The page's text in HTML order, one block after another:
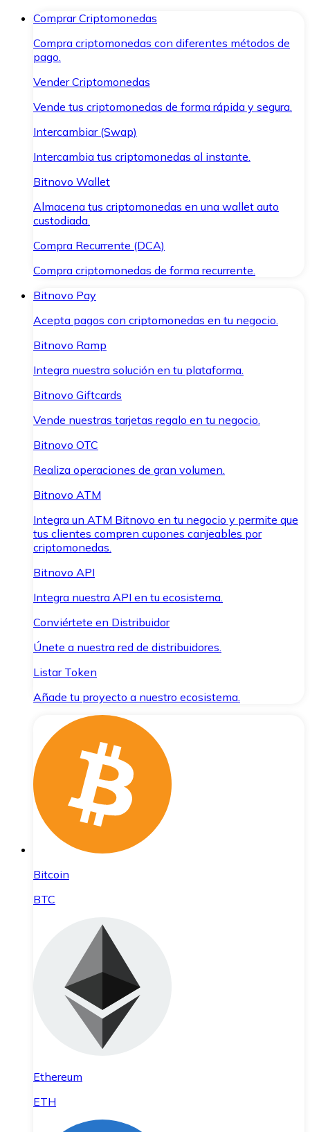
Comprar Criptomonedas
Compra criptomonedas con diferentes métodos de
pago.
Vender Criptomonedas
Vende tus criptomonedas de forma rápida y segura.
Intercambiar (Swap)
Intercambia tus criptomonedas al instante.
Bitnovo Wallet
Almacena tus criptomonedas en una wallet auto
custodiada.
Compra Recurrente (DCA)
Compra criptomonedas de forma recurrente.
Bitnovo Pay
Acepta pagos con criptomonedas en tu negocio.
Bitnovo Ramp
Integra nuestra solución en tu plataforma.
Bitnovo Giftcards
Vende nuestras tarjetas regalo en tu negocio.
Bitnovo OTC
Realiza operaciones de gran volumen.
Bitnovo ATM
Integra un ATM Bitnovo en tu negocio y permite que
tus clientes compren cupones canjeables por
criptomonedas.
Bitnovo API
Integra nuestra API en tu ecosistema.
Conviértete en Distribuidor
Únete a nuestra red de distribuidores.
Listar Token
Añade tu proyecto a nuestro ecosistema.
Bitcoin
BTC
Ethereum
ETH